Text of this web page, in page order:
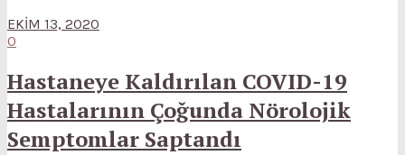
EKIM 13, 2020
0
Hastaneye Kaldırılan COVID-19
Hastalarının Çoğunda Nörolojik
Semptomlar Saptandı